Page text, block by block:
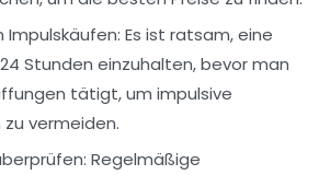
Impulskäufen: Es ist ratsam, eine
Stunden einzuhalten, bevor man
tätigt, um impulsive
vermeiden.
Regelmäßige